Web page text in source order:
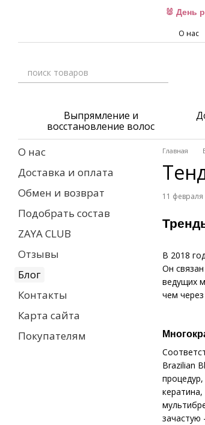
🐰 День
О нас
Выпрямление и
восстановление волос
Главная
11 февраля
В 2018
Он
ведущих
чем
Brazilian
зачастую
О нас
Доставка и оплата
Обмен и возврат
Подобрать состав
ZAYA CLUB
Отзывы
Блог
Контакты
Карта сайта
Покупателям